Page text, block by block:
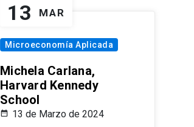
13 MAR
Microeconomía Aplicada
Michela Carlana,
Harvard Kennedy
School
13 de Marzo de 2024